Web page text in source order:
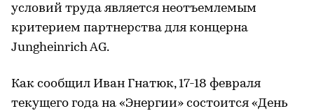
условий труда является неотъемлемым
критерием партнерства для концерна
Jungheinrich AG.
Как сообщил Иван Гнатюк, 17-18 февраля
текущего года на «Энергии» состоится «День